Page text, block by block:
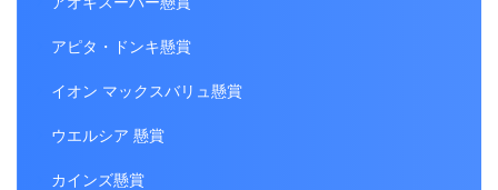
アピタ・ドンキ懸賞
イオン マックスバリュ懸賞
ウエルシア 懸賞
カインズ懸賞